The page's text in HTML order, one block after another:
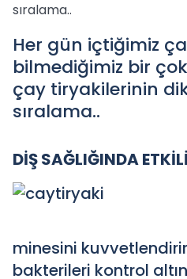
sıralama..
Her gün içtiğimiz
bilmediğimiz bir
çay tiryakilerinin
sıralama..
DİŞ SAĞLIĞINDA ETKİLİ
minesini
bakterileri kontrol